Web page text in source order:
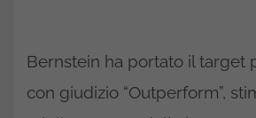
Bernstein ha portato il target
con giudizio “Outperform”,